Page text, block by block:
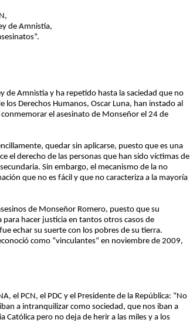
de Amnistía,
de Amnistía y ha repetido hasta la saciedad que no
Derechos Humanos, Oscar Luna, han instado al
el asesinato de Monseñor el 24 de
quedar sin aplicarse, puesto que es una
el derecho de las personas que han sido víctimas de
Sin embargo, el mecanismo de la no
que no es fácil y que no caracteriza a la mayoría
de Monseñor Romero, puesto que su
hacer justicia en tantos otros casos de
echar su suerte con los pobres de su tierra.
como “vinculantes” en noviembre de 2009,
el PCN, el PDC y el Presidente de la República: “No
a intranquilizar como sociedad, que nos iban a
Católica pero no deja de herir a las miles y a los